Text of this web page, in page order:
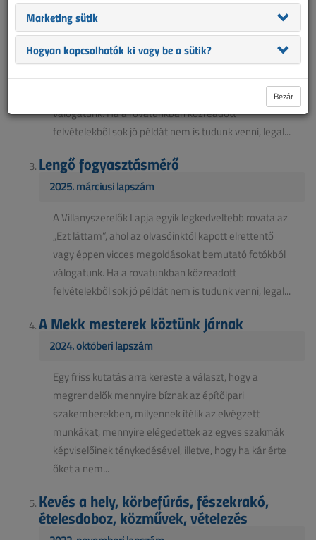
2025. májusi lapszám
A Villanyszerelők Lapja egyik legkedveltebb rovata az
„Ezt láttam”, ahol az olvasóinktól kapott elrettentő
vagy éppen vicces megoldásokat bemutató fotókból
válogatunk. Ha a rovatunkban közreadott
felvételekből sok jó példát nem is tudunk venni, legal...
Lengő fogyasztásmérő
2025. márciusi lapszám
A Villanyszerelők Lapja egyik legkedveltebb rovata az
„Ezt láttam”, ahol az olvasóinktól kapott elrettentő
vagy éppen vicces megoldásokat bemutató fotókból
válogatunk. Ha a rovatunkban közreadott
felvételekből sok jó példát nem is tudunk venni, legal...
A Mekk mesterek köztünk járnak
2024. októberi lapszám
Egy friss kutatás arra kereste a választ, hogy a
megrendelők mennyire bíznak az építőipari
szakemberekben, milyennek ítélik az elvégzett
munkákat, mennyire elégedettek az egyes szakmák
képviselőinek ténykedésével, illetve, hogy ha kár érte
őket a nem...
Kevés a hely, körbefúrás, fészekrakó,
ételesdoboz, közművek, vételezés
Marketing sütik
Hogyan kapcsolhatók ki vagy be a sütik?
Bezár